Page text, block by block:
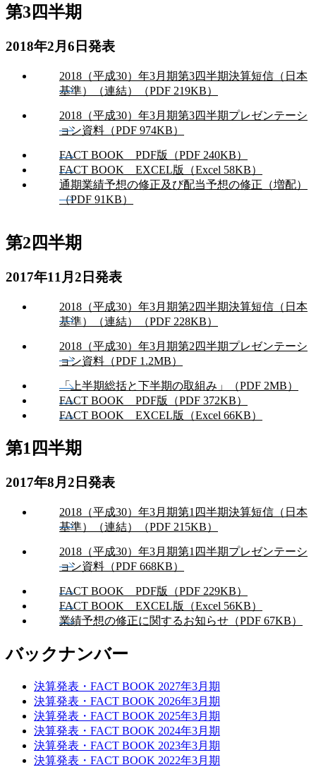
第3四半期
2018年2月6日発表
2018（平成30）年3月期第3四半期決算短信（日本
基準）（連結）（PDF 219KB）
2018（平成30）年3月期第3四半期プレゼンテーシ
ョン資料（PDF 974KB）
FACT BOOK PDF版（PDF 240KB）
FACT BOOK EXCEL版（Excel 58KB）
通期業績予想の修正及び配当予想の修正（増配）
（PDF 91KB）
第2四半期
2017年11月2日発表
2018（平成30）年3月期第2四半期決算短信（日本
基準）（連結）（PDF 228KB）
2018（平成30）年3月期第2四半期プレゼンテーシ
ョン資料（PDF 1.2MB）
「上半期総括と下半期の取組み」（PDF 2MB）
FACT BOOK PDF版（PDF 372KB）
FACT BOOK EXCEL版（Excel 66KB）
第1四半期
2017年8月2日発表
2018（平成30）年3月期第1四半期決算短信（日本
基準）（連結）（PDF 215KB）
2018（平成30）年3月期第1四半期プレゼンテーシ
ョン資料（PDF 668KB）
FACT BOOK PDF版（PDF 229KB）
FACT BOOK EXCEL版（Excel 56KB）
業績予想の修正に関するお知らせ（PDF 67KB）
バックナンバー
決算発表・FACT BOOK 2027年3月期
決算発表・FACT BOOK 2026年3月期
決算発表・FACT BOOK 2025年3月期
決算発表・FACT BOOK 2024年3月期
決算発表・FACT BOOK 2023年3月期
決算発表・FACT BOOK 2022年3月期